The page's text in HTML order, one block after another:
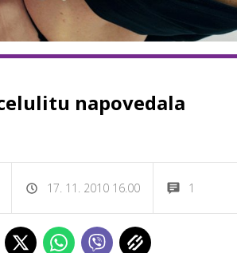
napovedala
17. 11. 2010 16.00 1